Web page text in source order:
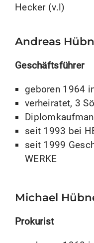
Hecker (v.l)
Andreas
Geschäftsführer
geboren 1964
verheiratet, 3
seit 1993 bei
seit 1999
WERKE
Michael
Prokurist